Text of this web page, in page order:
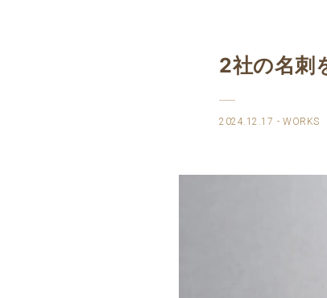
2社の名刺
2024.12.17 WORKS